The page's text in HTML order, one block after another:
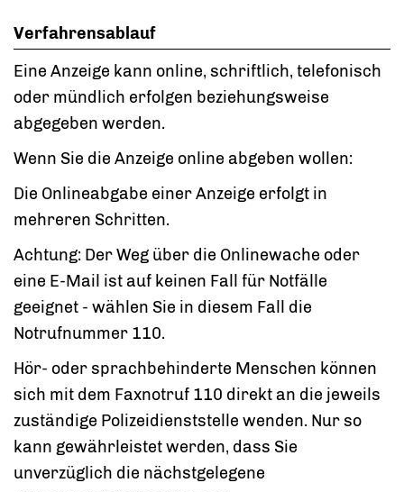
Verfahrensablauf
Eine Anzeige kann online, schriftlich, telefonisch
oder mündlich erfolgen beziehungsweise
abgegeben werden.
Wenn Sie die Anzeige online abgeben wollen:
Die Onlineabgabe einer Anzeige erfolgt in
mehreren Schritten.
Achtung: Der Weg über die Onlinewache oder
eine E-Mail ist auf keinen Fall für Notfälle
geeignet - wählen Sie in diesem Fall die
Notrufnummer 110.
Hör- oder sprachbehinderte Menschen können
sich mit dem Faxnotruf 110 direkt an die jeweils
zuständige Polizeidienststelle wenden. Nur so
kann gewährleistet werden, dass Sie
unverzüglich die nächstgelegene